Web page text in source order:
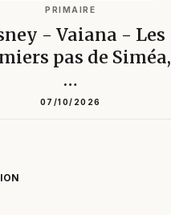
PRIMAIRE
- Vaiana - Les
pas de Siméa,
…
07/10/2026